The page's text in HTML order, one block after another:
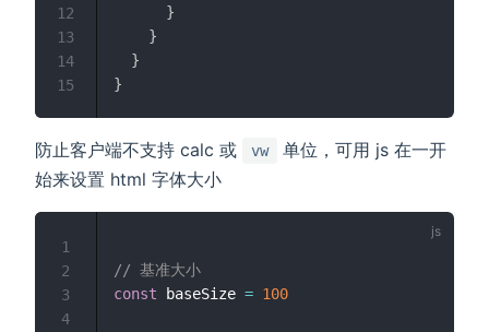
}
}
}
}
12
13
14
15
防止客户端不支持 calc 或 vw
单位，可用 js 在一开
始来设置 html 字体大小
// 基准大小
const baseSize = 100
1
2
3
4